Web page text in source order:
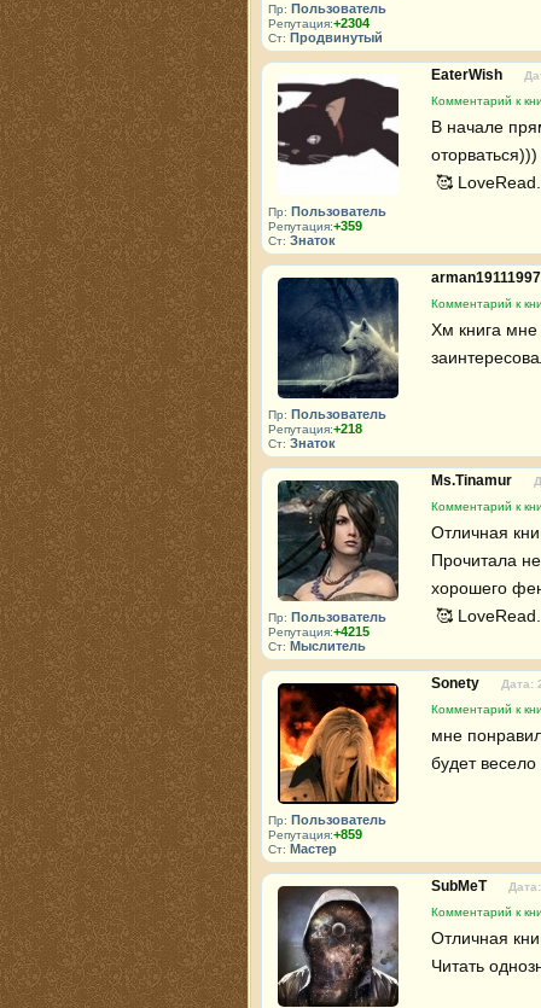
Пр: Пользователь
Репутация:+2304
Ст: Продвинутый
Пр: Пользователь
Репутация:+359
Ст: Знаток
EaterWish
Комментарий к
В начале
оторваться)))
🥰
Пр: Пользователь
Репутация:+218
Ст: Знаток
Комментарий к
Хм книга мне
Пр: Пользователь
Репутация:+4215
Ст: Мыслитель
Ms.Tinamur
Комментарий к
Отличная
Прочитала
хорошего
🥰
Пр: Пользователь
Репутация:+859
Ст: Мастер
Sonety
Дата:
Комментарий к
мне
будет весело
SubMeT
Комментарий к
Отличная
Читать